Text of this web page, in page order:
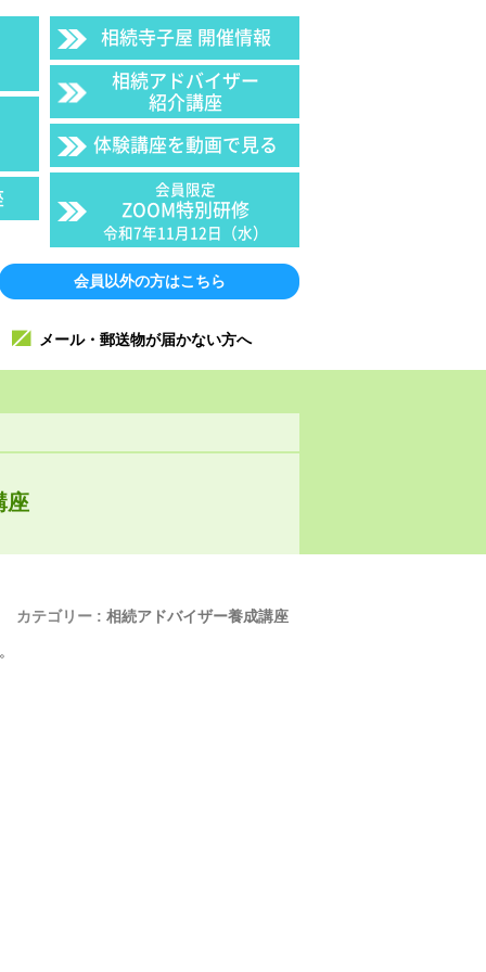
相続寺子屋 開催情報
相続アドバイザー
紹介講座
体験講座を動画で見る
会員限定
ZOOM特別研修
令和7年11月12日（水）
会員以外の方はこちら
メール・郵送物が届かない方へ
座
カテゴリー : 相続アドバイザー養成講座